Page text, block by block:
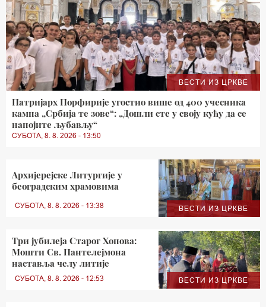
ВЕСТИ ИЗ ЦРКВЕ
Патријарх Порфирије угостио више од 400 учесника
кампа „Србија те зове“: „Дошли сте у своју кућу да се
напојите љубављу“
СУБОТА, 8. 8. 2026 - 13:50
ВЕСТИ ИЗ ЦРКВЕ
Архијерејске Литургије у
београдским храмовима
СУБОТА, 8. 8. 2026 - 13:38
ВЕСТИ ИЗ ЦРКВЕ
Три јубилеја Старог Хопова:
Мошти Св. Пантелејмона
наставља челу литије
СУБОТА, 8. 8. 2026 - 12:53